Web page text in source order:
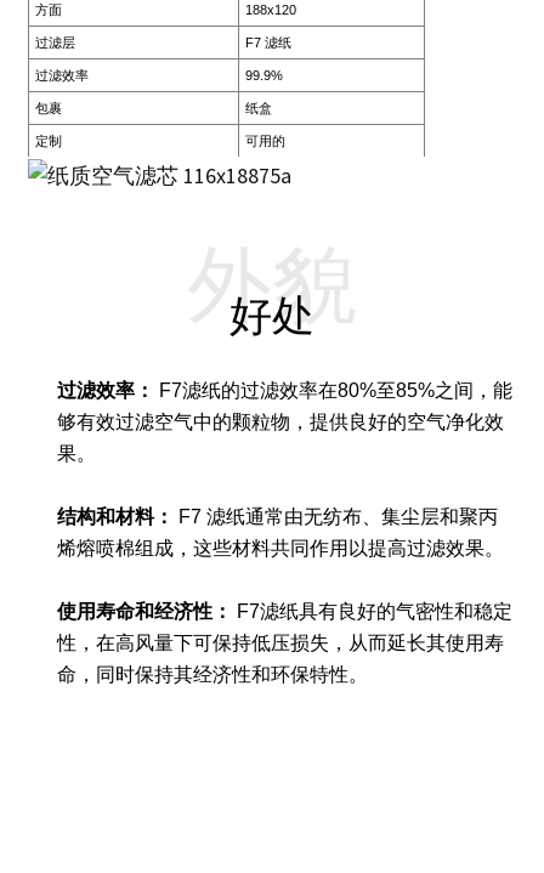
方面 188x120
过滤层 F7 滤纸
过滤效率 99.9%
包裹 纸盒
定制 可用的
好处
外貌
过滤效率：
F7滤纸的过滤效率在80%至85%之间，能
够有效过滤空气中的颗粒物，提供良好的空气净化效
果。
结构和材料：
F7 滤纸通常由无纺布、集尘层和聚丙
烯熔喷棉组成，这些材料共同作用以提高过滤效果。
使用寿命和经济性：
F7滤纸具有良好的气密性和稳定
性，在高风量下可保持低压损失，从而延长其使用寿
命，同时保持其经济性和环保特性。